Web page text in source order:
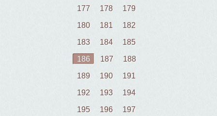
177 178 179
180 181 182
183 184 185
186 187 188
189 190 191
192 193 194
195 196 197